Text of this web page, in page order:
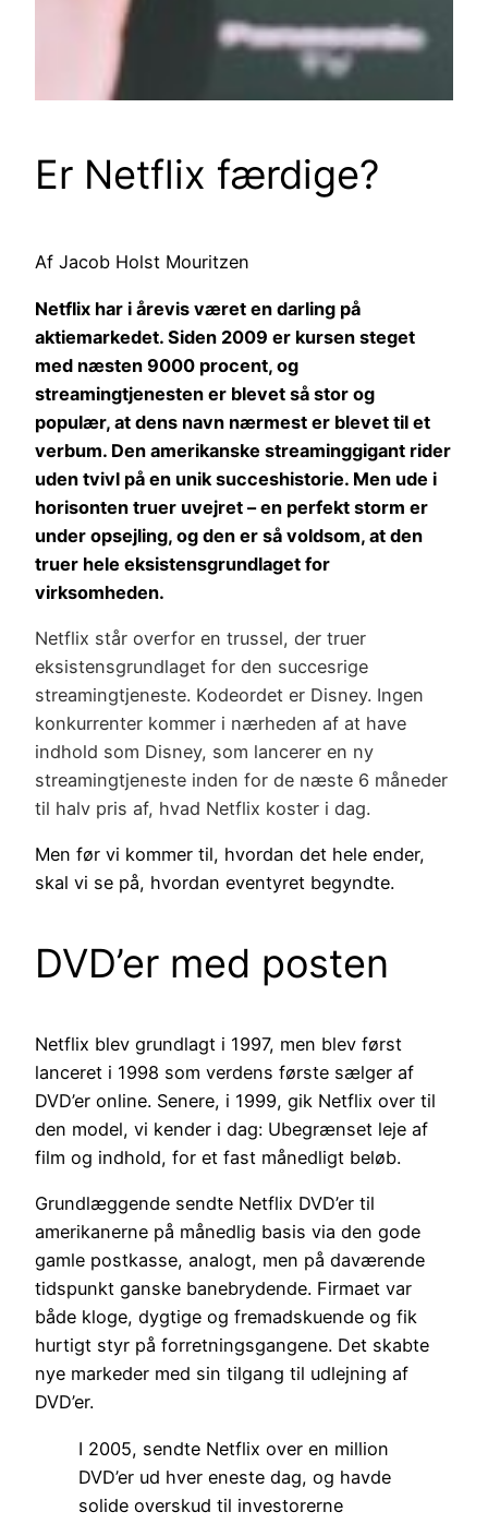
Er Netflix færdige?
Af Jacob Holst Mouritzen
Netflix har i årevis været en darling på
aktiemarkedet. Siden 2009 er kursen steget
med næsten 9000 procent, og
streamingtjenesten er blevet så stor og
populær, at dens navn nærmest er blevet til et
verbum. Den amerikanske streaminggigant rider
uden tvivl på en unik succeshistorie. Men ude i
horisonten truer uvejret – en perfekt storm er
under opsejling, og den er så voldsom, at den
truer hele eksistensgrundlaget for
virksomheden.
Netflix står overfor en trussel, der truer
eksistensgrundlaget for den succesrige
streamingtjeneste. Kodeordet er Disney. Ingen
konkurrenter kommer i nærheden af at have
indhold som Disney, som lancerer en ny
streamingtjeneste inden for de næste 6 måneder
til halv pris af, hvad Netflix koster i dag.
Men før vi kommer til, hvordan det hele ender,
skal vi se på, hvordan eventyret begyndte.
DVD’er med posten
Netflix blev grundlagt i 1997, men blev først
lanceret i 1998 som verdens første sælger af
DVD’er online. Senere, i 1999, gik Netflix over til
den model, vi kender i dag: Ubegrænset leje af
film og indhold, for et fast månedligt beløb.
Grundlæggende sendte Netflix DVD’er til
amerikanerne på månedlig basis via den gode
gamle postkasse, analogt, men på daværende
tidspunkt ganske banebrydende. Firmaet var
både kloge, dygtige og fremadskuende og fik
hurtigt styr på forretningsgangene. Det skabte
nye markeder med sin tilgang til udlejning af
DVD’er.
I 2005, sendte Netflix over en million
DVD’er ud hver eneste dag, og havde
solide overskud til investorerne